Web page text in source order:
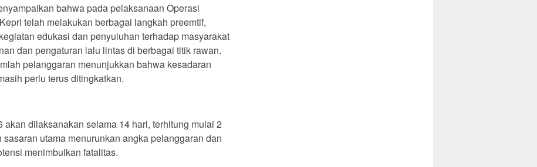
bahwa pada pelaksanaan Operasi
telah melakukan berbagai langkah preemtif,
edukasi dan penyuluhan terhadap masyarakat
dan pengaturan lalu lintas di berbagai titik rawan.
pelanggaran menunjukkan bahwa kesadaran
perlu terus ditingkatkan.
dilaksanakan selama 14 hari, terhitung mulai 2
utama menurunkan angka pelanggaran dan
menimbulkan fatalitas.